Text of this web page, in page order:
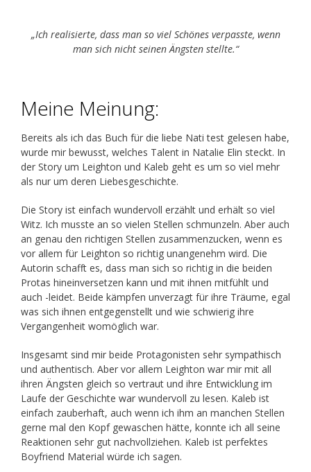
„Ich realisierte, dass man so viel Schönes verpasste, wenn
man sich nicht seinen Ängsten stellte.“
Meine Meinung:
Bereits als ich das Buch für die liebe Nati test gelesen habe,
wurde mir bewusst, welches Talent in Natalie Elin steckt. In
der Story um Leighton und Kaleb geht es um so viel mehr
als nur um deren Liebesgeschichte.
Die Story ist einfach wundervoll erzählt und erhält so viel
Witz. Ich musste an so vielen Stellen schmunzeln. Aber auch
an genau den richtigen Stellen zusammenzucken, wenn es
vor allem für Leighton so richtig unangenehm wird. Die
Autorin schafft es, dass man sich so richtig in die beiden
Protas hineinversetzen kann und mit ihnen mitfühlt und
auch -leidet. Beide kämpfen unverzagt für ihre Träume, egal
was sich ihnen entgegenstellt und wie schwierig ihre
Vergangenheit womöglich war.
Insgesamt sind mir beide Protagonisten sehr sympathisch
und authentisch. Aber vor allem Leighton war mir mit all
ihren Ängsten gleich so vertraut und ihre Entwicklung im
Laufe der Geschichte war wundervoll zu lesen. Kaleb ist
einfach zauberhaft, auch wenn ich ihm an manchen Stellen
gerne mal den Kopf gewaschen hätte, konnte ich all seine
Reaktionen sehr gut nachvollziehen. Kaleb ist perfektes
Boyfriend Material würde ich sagen.